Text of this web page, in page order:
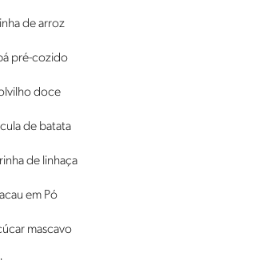
de arroz
pré-cozido
doce
de batata
de linhaça
em Pó
mascavo